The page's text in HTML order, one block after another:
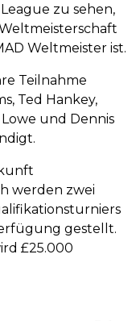
zu sehen,
Weltmeister ist.
Teilnahme
Ted Hankey,
und Dennis
werden zwei
gestellt.
£25.000